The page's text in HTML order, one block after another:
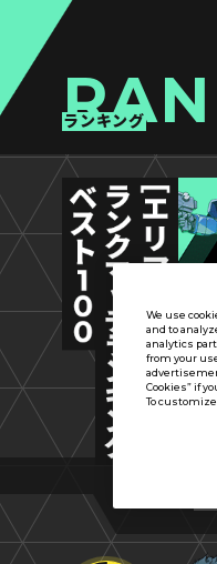
ランキング
We use
and to
analytics
from your
Cookies” if
To